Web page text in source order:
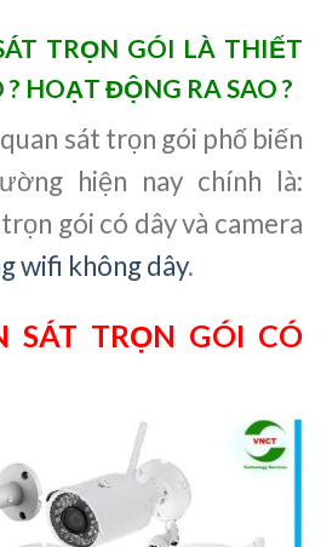
TRỌN GÓI LÀ THIẾT
HOẠT ĐỘNG RA SAO ?
sát trọn gói phố biến
hiện nay chính là:
gói có dây và camera
wifi không dây.
SÁT TRỌN GÓI CÓ